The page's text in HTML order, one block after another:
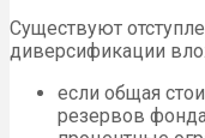
Существуют
диверсификации
если общая
резервов